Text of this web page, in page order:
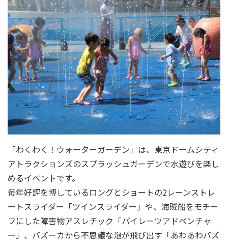
「わくわく！ウォーターガーデン」は、東京ドームシティ
アトラクションズのスプラッシュガーデンで水遊びを楽し
めるイベントです。
毎年好評を博しているロングとショートの2レーンストレ
ートスライダー「ツインスライダー」や、海賊船をモチー
フにした障害物アスレチック「パイレーツアドベンチャ
ー」、バズーカから不思議な泡が飛び出す「あわあわバズ